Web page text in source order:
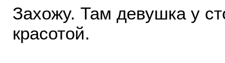
Захожу. Там девушка у
красотой.